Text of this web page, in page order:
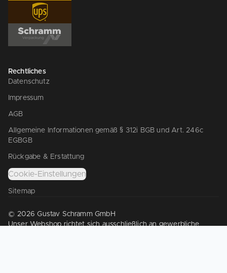
Rechtliches
Datenschutz
Impressum
AGB
Allgemeine Informationen gemäß § 312i BGB und Art. 246c
EGBGB
Rückgabe & Erstattung
Cookie-Einstellungen
Sitemap
© 2026 Gustav Schramm GmbH
Unser Webshop richtet sich ausschließlich an gewerbliche